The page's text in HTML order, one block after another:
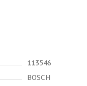
113546
BOSCH